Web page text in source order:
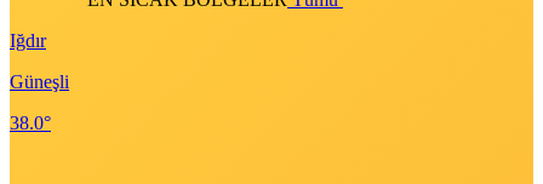
Iğdır
Güneşli
38.0°